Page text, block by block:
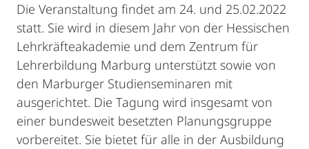
Die Veranstaltung findet am 24. und 25.02.2022
statt. Sie wird in diesem Jahr von der Hessischen
Lehrkräfteakademie und dem Zentrum für
Lehrerbildung Marburg unterstützt sowie von
den Marburger Studienseminaren mit
ausgerichtet. Die Tagung wird insgesamt von
einer bundesweit besetzten Planungsgruppe
vorbereitet. Sie bietet für alle in der Ausbildung